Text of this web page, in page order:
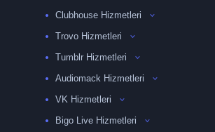
Clubhouse Hizmetleri
Trovo Hizmetleri
Tumblr Hizmetleri
Audiomack Hizmetleri
VK Hizmetleri
Bigo Live Hizmetleri